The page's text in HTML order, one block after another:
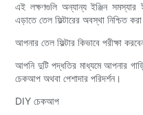
এই লক্ষণগুলি অন্যান্য ইঞ্জিন সমস্যার
এড়াতে তেল ফিল্টারের অবস্থা নিশ্চিত করা
আপনার তেল ফিল্টার কিভাবে পরীক্ষা
আপনি দুটি পদ্ধতির মাধ্যমে আপনার
চেকআপ অথবা পেশাদার পরিদর্শন।
DIY চেকআপ